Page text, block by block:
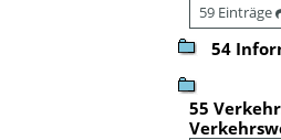
59 Einträge
54
55